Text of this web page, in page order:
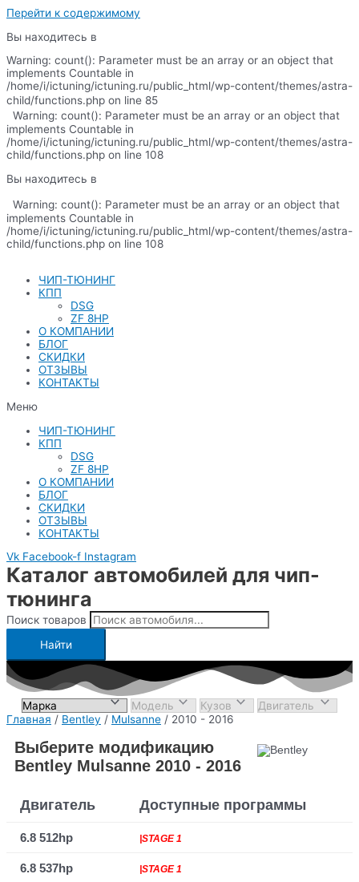
Перейти к содержимому
Вы находитесь в
Warning: count(): Parameter must be an array or an object that
implements Countable in
/home/i/ictuning/ictuning.ru/public_html/wp-content/themes/astra-
child/functions.php on line 85
Warning: count(): Parameter must be an array or an object that
implements Countable in
/home/i/ictuning/ictuning.ru/public_html/wp-content/themes/astra-
child/functions.php on line 108
Вы находитесь в
Warning: count(): Parameter must be an array or an object that
implements Countable in
/home/i/ictuning/ictuning.ru/public_html/wp-content/themes/astra-
child/functions.php on line 108
ЧИП-ТЮНИНГ
КПП
DSG
ZF 8HP
О КОМПАНИИ
БЛОГ
СКИДКИ
ОТЗЫВЫ
КОНТАКТЫ
Меню
ЧИП-ТЮНИНГ
КПП
DSG
ZF 8HP
О КОМПАНИИ
БЛОГ
СКИДКИ
ОТЗЫВЫ
КОНТАКТЫ
Vk Facebook-f Instagram
Каталог автомобилей для чип-
тюнинга
Поиск товаров
Найти
Главная / Bentley / Mulsanne / 2010 - 2016
Выберите модификацию
Bentley Mulsanne 2010 - 2016
Двигатель Доступные программы
6.8 512hp |STAGE 1
6.8 537hp |STAGE 1